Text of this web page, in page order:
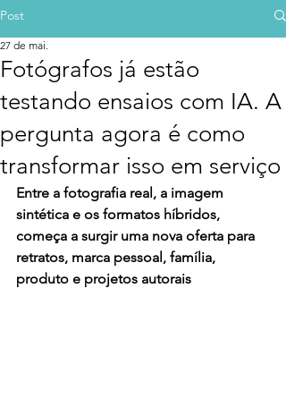
Post
Fotógrafos já estão
testando ensaios com IA. A
pergunta agora é como
transformar isso em serviço
27 de mai.
Entre a fotografia real, a imagem
sintética e os formatos híbridos,
começa a surgir uma nova oferta para
retratos, marca pessoal, família,
produto e projetos autorais